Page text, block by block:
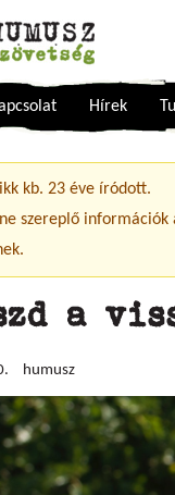
Hírek
üzenet
kb. 23 éve íródott.
szereplő
a
humusz